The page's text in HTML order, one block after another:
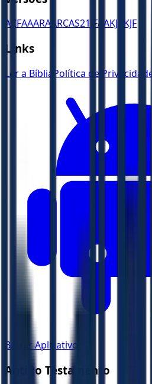
ACFAAARA ARCAS21 JFAAKJA KJF
Links
Ler a Bíblia Política de Privacidade
Baixar Aplicativo
Antigo Testamento